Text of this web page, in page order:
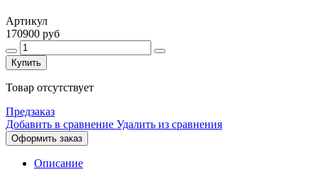
Артикул
170900 руб
Купить
Товар отсутствует
Предзаказ
Добавить в сравнение Удалить из сравнения
Оформить заказ
Описание